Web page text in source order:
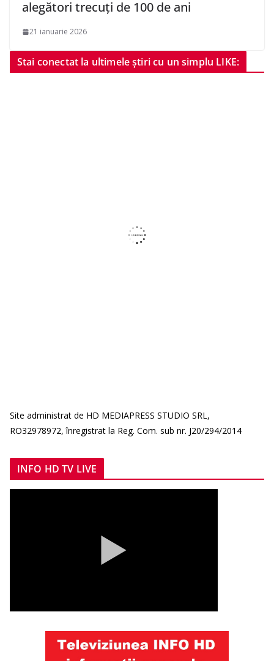
alegători trecuți de 100 de ani
21 ianuarie 2026
Stai conectat la ultimele știri cu un simplu LIKE:
Site administrat de HD MEDIAPRESS STUDIO SRL,
RO32978972, înregistrat la Reg. Com. sub nr. J20/294/2014
INFO HD TV LIVE